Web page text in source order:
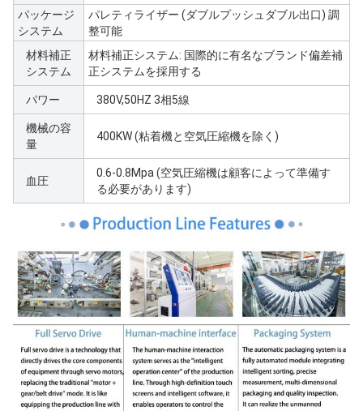
パッケージ
システム
パレティライザー (ダブルプッシュダブル出口) 調
整可能
材料補正
システム
材料補正システム: 国際的に有名なブランド偏差補
正システムを採用する
パワー 380V,50HZ 3相5線
機械の容
量
400KW (粘着機と空気圧縮機を除く)
血圧
0.6-0.8Mpa (空気圧縮機は顧客によって準備す
る必要があります)